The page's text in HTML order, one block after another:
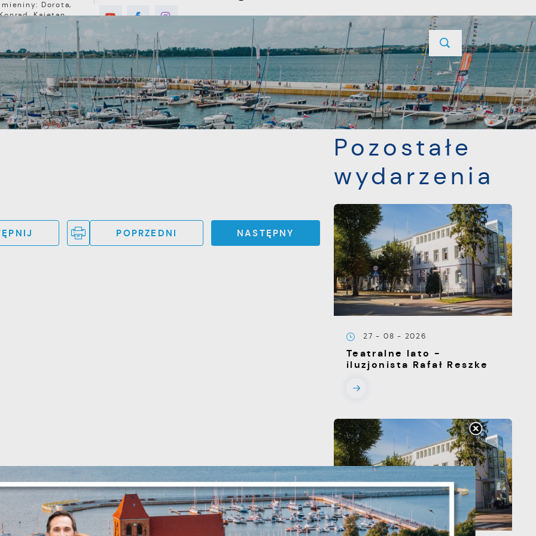
Imieniny: Dorota,
Kajetan
MIESZKANIEC TURYSTYKA INWESTYCJE PROJEKTY UNIJNE KONTAKT
POPRZEDNI NASTĘPNY
POPRZEDNI NASTĘPNY
Pozostałe
wydarzenia
27 - 08 - 2026
Teatralne lato -
iluzjonista Rafał Reszke
Twoją prywatność. Możesz zmienić ustawienia cookies
zaakceptować je wszystkie. W dowolnym momencie możesz
zmiany swoich ustawień.